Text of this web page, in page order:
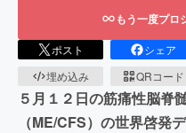
もう一度プロ
ポスト シェア
埋め込み
QRコード
５月１２日の筋痛性脳脊
（ME/CFS）の世界啓発